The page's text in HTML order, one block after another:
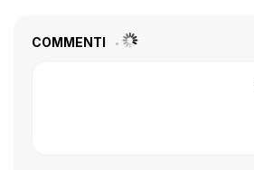
COMMENTI